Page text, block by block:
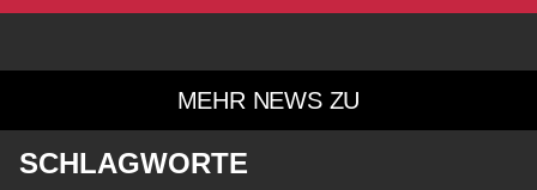
MEHR NEWS ZU
SCHLAGWORTE